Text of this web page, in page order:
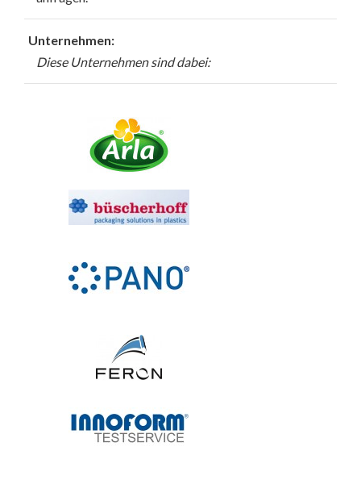
Unternehmen:
Diese Unternehmen sind dabei: